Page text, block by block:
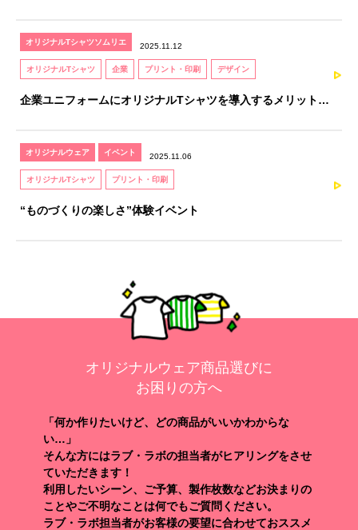
オリジナルTシャツソムリエ 2025.11.12
オリジナルTシャツ 企業 プリント・印刷 デザイン
企業ユニフォームにオリジナルTシャツを導入するメリットと
オリジナルウェア イベント 2025.11.06
オリジナルTシャツ プリント・印刷
“ものづくりの楽しさ”体験イベント
オリジナルウェア商品選びに
お困りの方へ
「何か作りたいけど、どの商品がいいかわからな
い…」
そんな方にはラブ・ラボの担当者がヒアリングをさせ
ていただきます！
利用したいシーン、ご予算、製作枚数などお決まりの
ことやご不明なことは何でもご質問ください。
ラブ・ラボ担当者がお客様の要望に合わせておススメ